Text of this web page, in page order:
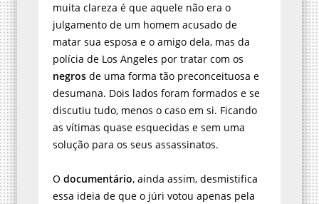
muita clareza é que aquele não era o
julgamento de um homem acusado de
matar sua esposa e o amigo dela, mas da
polícia de Los Angeles por tratar com os
negros de uma forma tão preconceituosa e
desumana. Dois lados foram formados e se
discutiu tudo, menos o caso em si. Ficando
as vítimas quase esquecidas e sem uma
solução para os seus assassinatos.
O documentário, ainda assim, desmistifica
essa ideia de que o júri votou apenas pela